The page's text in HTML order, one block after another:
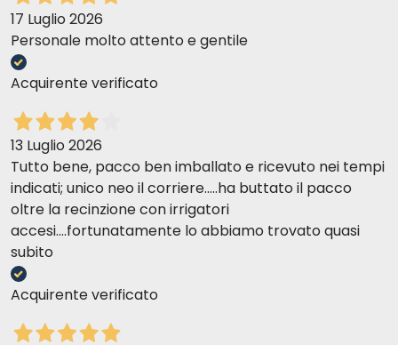
17 Luglio 2026
Personale molto attento e gentile
Acquirente verificato
13 Luglio 2026
Tutto bene, pacco ben imballato e ricevuto nei tempi
indicati; unico neo il corriere.....ha buttato il pacco
oltre la recinzione con irrigatori
accesi....fortunatamente lo abbiamo trovato quasi
subito
Acquirente verificato